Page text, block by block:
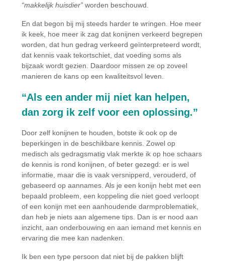
“makkelijk huisdier”worden beschouwd.
En dat begon bij mij steeds harder te wringen. Hoe meer
ik keek, hoe meer ik zag dat konijnen verkeerd begrepen
worden, dat hun gedrag verkeerd geïnterpreteerd wordt,
dat kennis vaak tekortschiet, dat voeding soms als
bijzaak wordt gezien. Daardoor missen ze op zoveel
manieren de kans op een kwaliteitsvol leven.
“Als een ander mij niet kan helpen,
dan zorg ik zelf voor een oplossing.”
Door zelf konijnen te houden, botste ik ook op de
beperkingen in de beschikbare kennis. Zowel op
medisch als gedragsmatig vlak merkte ik op hoe schaars
de kennis is rond konijnen, of beter gezegd: er is wel
informatie, maar die is vaak versnipperd, verouderd, of
gebaseerd op aannames. Als je een konijn hebt met een
bepaald probleem, een koppeling die niet goed verloopt
of een konijn met een aanhoudende darmproblematiek,
dan heb je niets aan algemene tips. Dan is er nood aan
inzicht, aan onderbouwing en aan iemand met kennis en
ervaring die mee kan nadenken.
Ik ben een type persoon dat niet bij de pakken blijft